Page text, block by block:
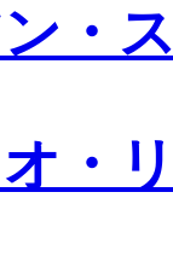
・
・